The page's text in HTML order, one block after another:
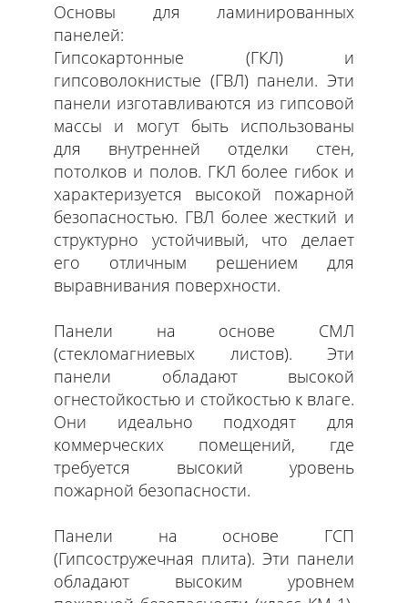
Основы для ламинированных
панелей:
Гипсокартонные (ГКЛ) и
гипсоволокнистые (ГВЛ) панели. Эти
панели изготавливаются из гипсовой
массы и могут быть использованы
для внутренней отделки стен,
потолков и полов. ГКЛ более гибок и
характеризуется высокой пожарной
безопасностью. ГВЛ более жесткий и
структурно устойчивый, что делает
его отличным решением для
выравнивания поверхности.
Панели на основе СМЛ
(стекломагниевых листов). Эти
панели обладают высокой
огнестойкостью и стойкостью к влаге.
Они идеально подходят для
коммерческих помещений, где
требуется высокий уровень
пожарной безопасности.
Панели на основе ГСП
(Гипсостружечная плита). Эти панели
обладают высоким уровнем